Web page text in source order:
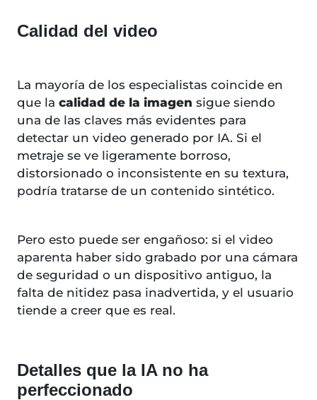
Calidad del video
La mayoría de los especialistas coincide en
que la calidad de la imagen sigue siendo
una de las claves más evidentes para
detectar un video generado por IA. Si el
metraje se ve ligeramente borroso,
distorsionado o inconsistente en su textura,
podría tratarse de un contenido sintético.
Pero esto puede ser engañoso: si el video
aparenta haber sido grabado por una cámara
de seguridad o un dispositivo antiguo, la
falta de nitidez pasa inadvertida, y el usuario
tiende a creer que es real.
Detalles que la IA no ha
perfeccionado